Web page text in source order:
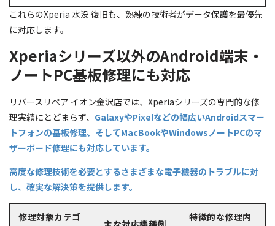
これらのXperia 水没 復旧も、熟練の技術者がデータ保護を最優先
に対応します。
Xperiaシリーズ以外のAndroid端末・
ノートPC基板修理にも対応
リバースリペア イオン金沢店では、Xperiaシリーズの専門的な修
理実績にとどまらず、 GalaxyやPixelなどの幅広いAndroidスマー
トフォンの基板修理、そしてMacBookやWindowsノートPCのマ
ザーボード修理にも対応しています。
高度な修理技術を必要とするさまざまな電子機器のトラブルに対
し、確実な解決策を提供します。
修理対象カテゴ
特徴的な修理内